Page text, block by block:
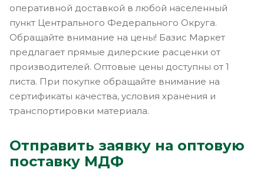
оперативной доставкой в любой населенный
пункт Центрального Федерального Округа.
Обращайте внимание на цены! Базис Маркет
предлагает прямые дилерские расценки от
производителей. Оптовые цены доступны от 1
листа. При покупке обращайте внимание на
сертификаты качества, условия хранения и
транспортировки материала.
Отправить заявку на оптовую
поставку МДФ